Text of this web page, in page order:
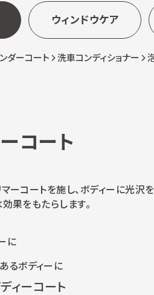
ウィンドウケア
ダーコート 洗車コンディショナー
コート
ーコートを施し、ボディーに光沢
果をもたらします。
に
るボディーに
ィーコート